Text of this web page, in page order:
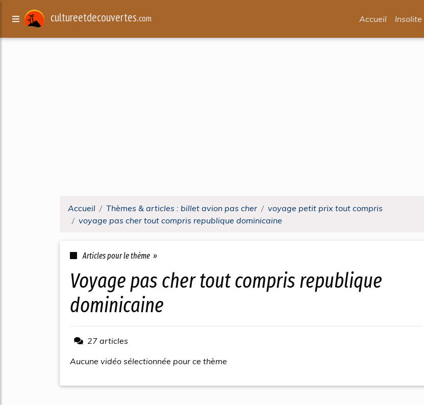
cultureetdecouvertes.com Accueil Insolite
Accueil Thèmes & articles : billet avion pas cher
voyage petit prix tout compris
voyage pas cher tout compris republique dominicaine
Articles pour le thème »
voyage pas cher tout compris republique
dominicaine
27 articles
Aucune vidéo sélectionnée pour ce thème